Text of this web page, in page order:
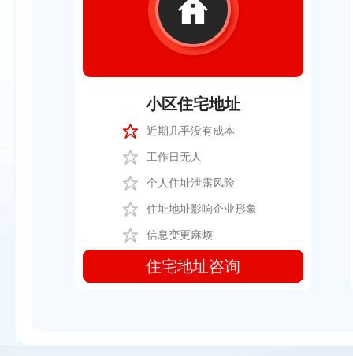
小区住宅地址
近期几乎没有成本
工作日无人
个人住址泄露风险
住址地址影响企业形象
信息变更麻烦
住宅地址咨询